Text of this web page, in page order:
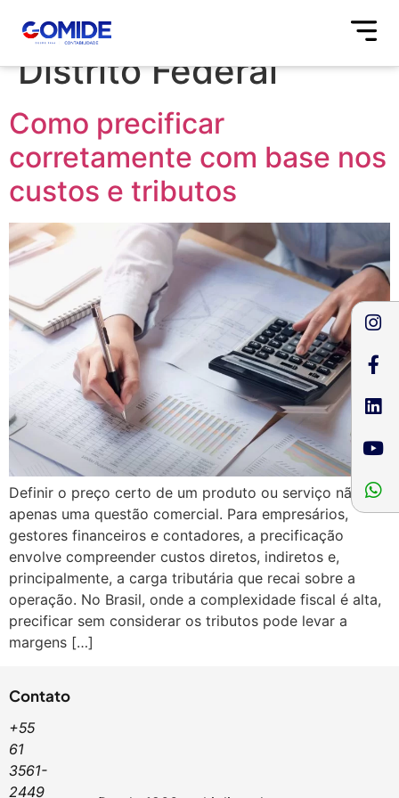
Tag:ICMS e ISS no
Distrito Federal
Como precificar
corretamente com base nos
custos e tributos
Definir o preço certo de um produto ou serviço não é
apenas uma questão comercial. Para empresários,
gestores financeiros e contadores, a precificação
envolve compreender custos diretos, indiretos e,
principalmente, a carga tributária que recai sobre a
operação. No Brasil, onde a complexidade fiscal é alta,
precificar sem considerar os tributos pode levar a
margens […]
Contato
+55
61
3561-
2449